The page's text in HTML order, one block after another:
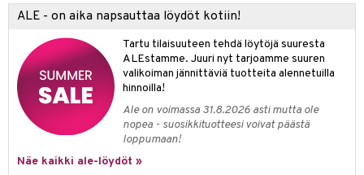
ALE - on aika napsauttaa löydöt kotiin!
Tartu tilaisuuteen tehdä löytöjä suuresta
ALEstamme. Juuri nyt tarjoamme suuren
valikoiman jännittäviä tuotteita alennetuilla
hinnoilla!
Ale on voimassa 31.8.2026 asti mutta ole
nopea - suosikkituotteesi voivat päästä
loppumaan!
Näe kaikki ale-löydöt »
Leivontavuoat
& Vihannesveitset
sisustus